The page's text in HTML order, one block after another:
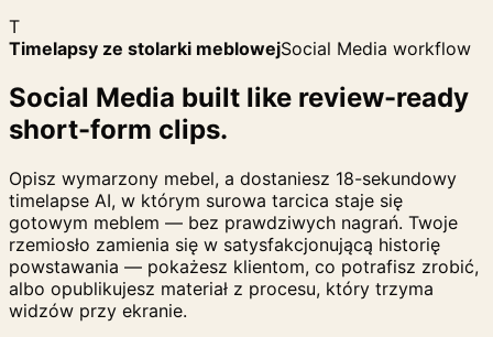
T
Timelapsy ze stolarki meblowejSocial Media workflow
Social Media built like review-ready
short-form clips.
Opisz wymarzony mebel, a dostaniesz 18-sekundowy
timelapse AI, w którym surowa tarcica staje się
gotowym meblem — bez prawdziwych nagrań. Twoje
rzemiosło zamienia się w satysfakcjonującą historię
powstawania — pokażesz klientom, co potrafisz zrobić,
albo opublikujesz materiał z procesu, który trzyma
widzów przy ekranie.